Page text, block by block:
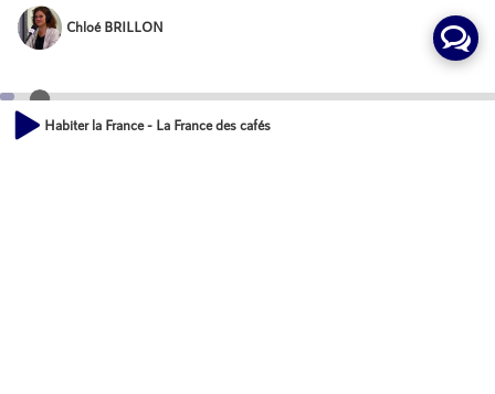
Chloé BRILLON
Habiter la France - La France des cafés